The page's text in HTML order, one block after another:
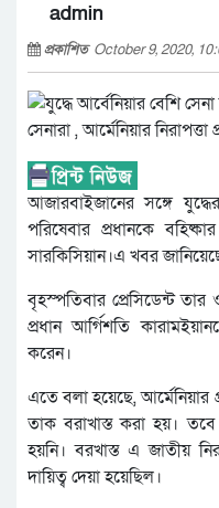
admin
প্রকাশিত October 9, 2020,
আজারবাইজানের সঙ্গে
পরিষেবার প্রধানকে
সারকিসিয়ান।এ খবর
বৃহস্পতিবার প্রেসিডেন্ট তার
প্রধান আর্গিশতি
করেন।
এতে বলা হয়েছে, আর্মেনিয়ার
তাক বরাখাস্ত করা হয়। তবে
হয়নি। বরখাস্ত এ জাতীয়
দায়িত্ব দেয়া হয়েছিল।